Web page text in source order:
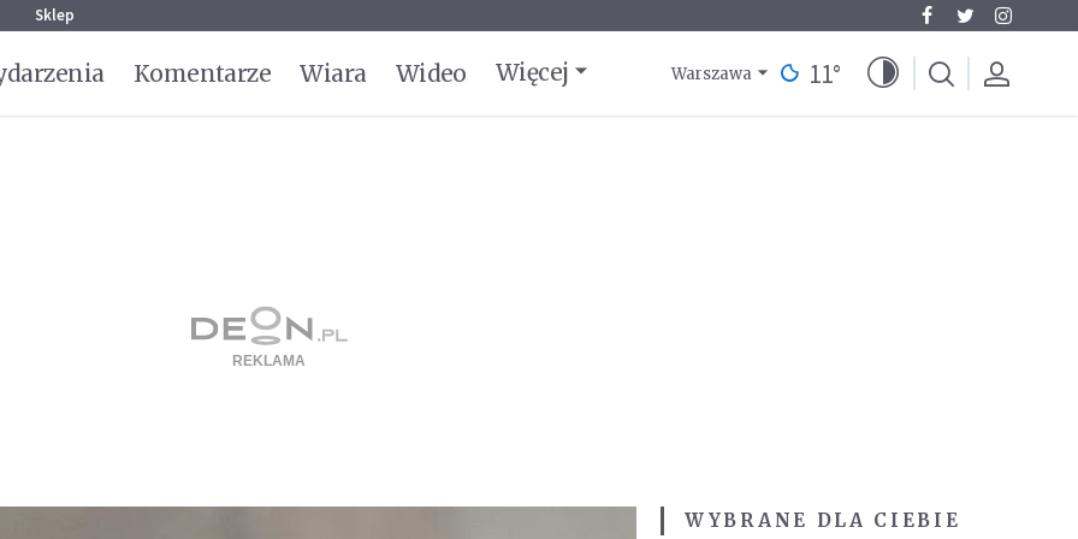
Sklep
Komentarze Wiara Wideo Więcej Warszawa 11°
WYBRANE DLA CIEBIE